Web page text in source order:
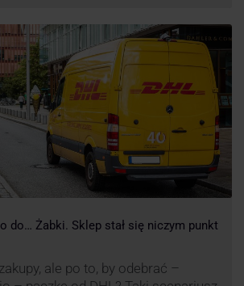
do… Żabki. Sklep stał się niczym punkt
ale po to, by odebrać –